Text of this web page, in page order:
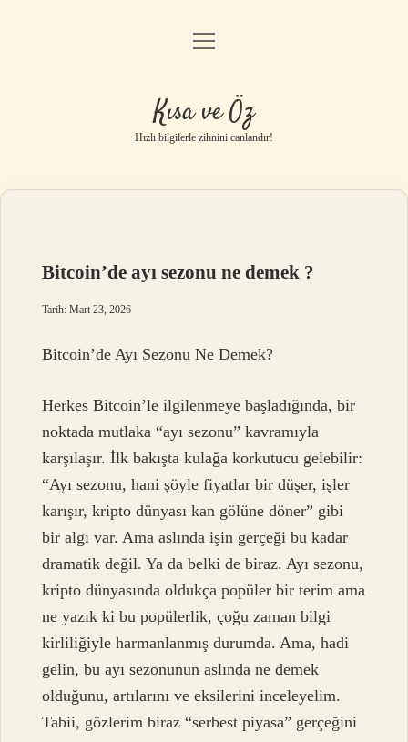
Anasayfa
Gizlilik Politikası
Yasal Uyarı
menüyü
Kısa ve Öz
Hızlı bilgilerle zihnini canlandır!
Bitcoin’de ayı sezonu ne demek ?
Tarih: Mart 23, 2026
Bitcoin’de Ayı Sezonu Ne Demek?
Herkes Bitcoin’le ilgilenmeye başladığında, bir
noktada mutlaka “ayı sezonu” kavramıyla
karşılaşır. İlk bakışta kulağa korkutucu gelebilir:
“Ayı sezonu, hani şöyle fiyatlar bir düşer, işler
karışır, kripto dünyası kan gölüne döner” gibi
bir algı var. Ama aslında işin gerçeği bu kadar
dramatik değil. Ya da belki de biraz. Ayı sezonu,
kripto dünyasında oldukça popüler bir terim ama
ne yazık ki bu popülerlik, çoğu zaman bilgi
kirliliğiyle harmanlanmış durumda. Ama, hadi
gelin, bu ayı sezonunun aslında ne demek
olduğunu, artılarını ve eksilerini inceleyelim.
Tabii, gözlerim biraz “serbest piyasa” gerçeğini